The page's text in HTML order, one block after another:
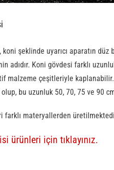
, koni şeklinde uyarıcı aparatın
adıdır. Koni gövdesi farklı
malzeme çeşitleriyle
bu uzunluk 50, 70, 75 ve 90
farklı materyallerden
ürünleri için tıklayınız.